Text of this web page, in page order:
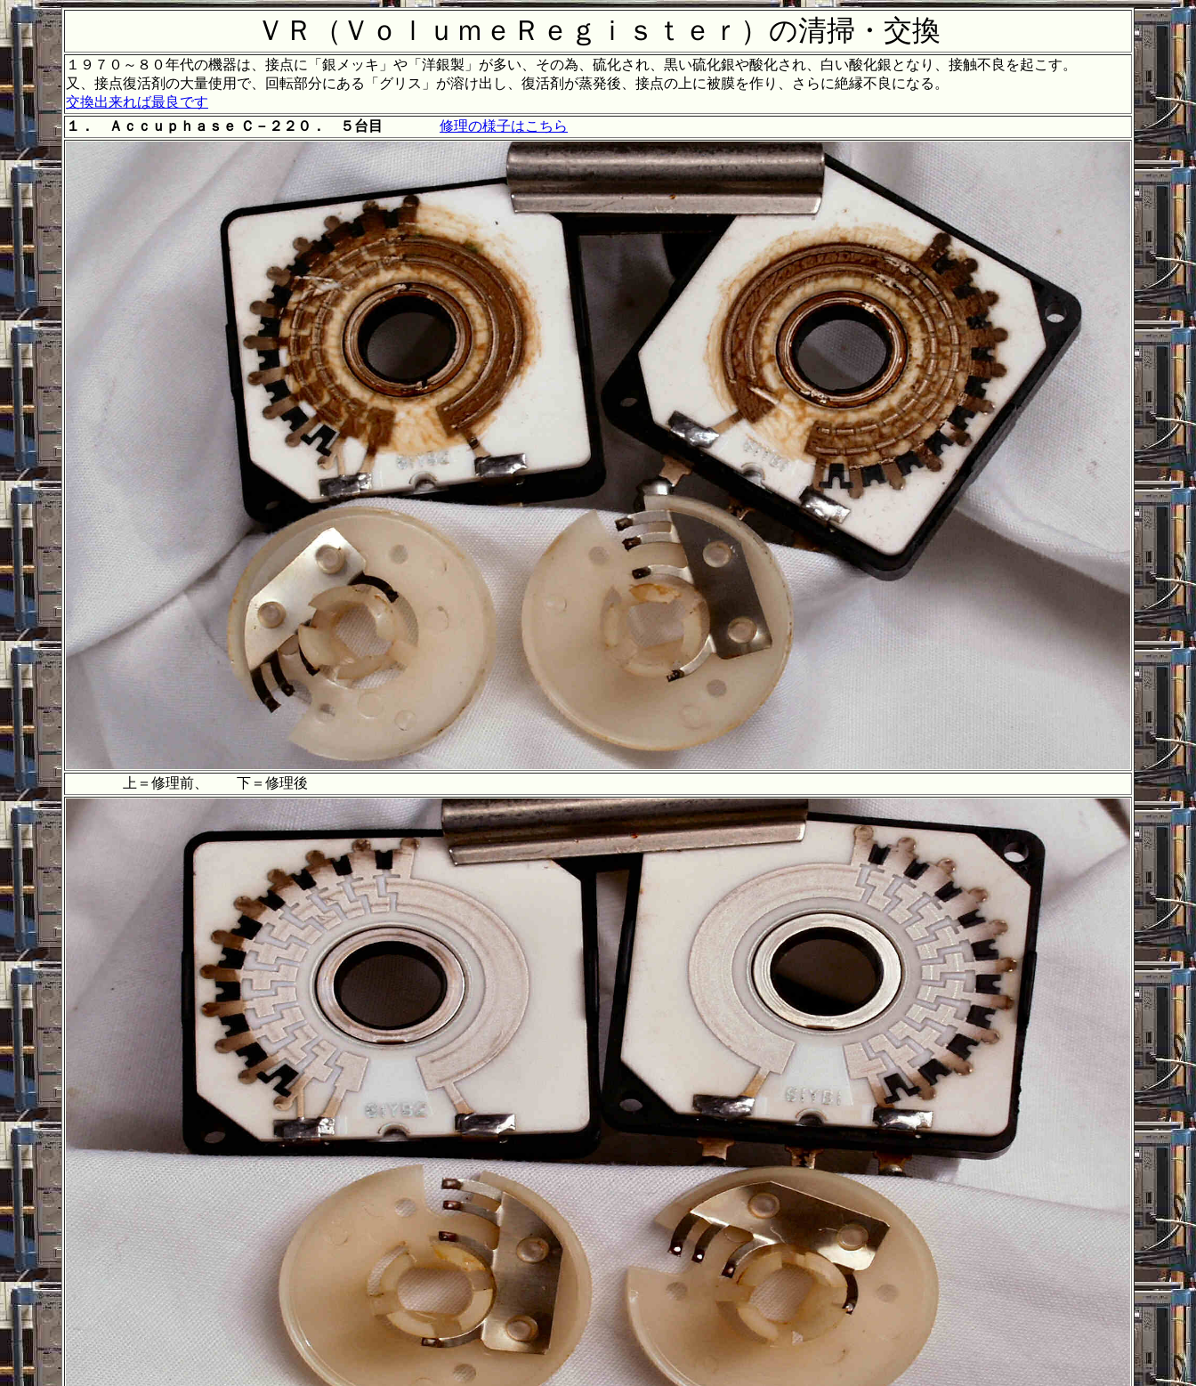
ＶＲ（ＶｏｌｕｍｅＲｅｇｉｓｔｅｒ）の清掃・交換
１９７０～８０年代の機器は、接点に「銀メッキ」や「洋銀製」が多い、その為、硫化され、黒い硫化銀や酸化され、白い酸化銀となり、接触不良を起こす。
又、接点復活剤の大量使用で、回転部分にある「グリス」が溶け出し、復活剤が蒸発後、接点の上に被膜を作り、さらに絶縁不良になる。
交換出来れば最良です
１． Ａｃｃｕｐｈａｓｅ Ｃ－２２０． ５台目
修理の様子はこちら
上＝修理前、 下＝修理後